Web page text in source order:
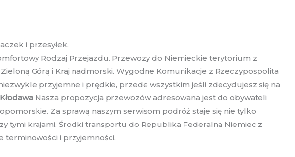
i przesyłek.
Rodzaj Przejazdu. Przewozy do Niemieckie terytorium z
Górą i Kraj nadmorski. Wygodne Komunikacje z Rzeczypospolita
przyjemne i prędkie, przede wszystkim jeśli zdecydujesz się na
Nasza propozycja przewozów adresowana jest do obywateli
Za sprawą naszym serwisom podróż staje się nie tylko
tymi krajami. Środki transportu do Republika Federalna Niemiec z
terminowości i przyjemności.